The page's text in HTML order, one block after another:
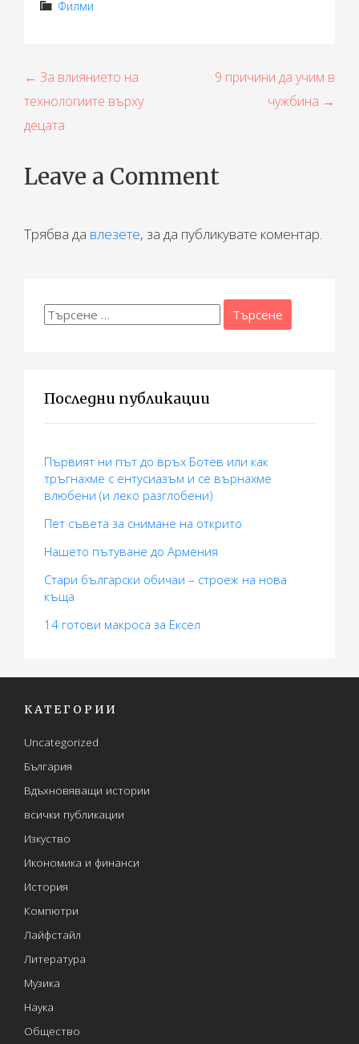
Филми
Н
а
в
и
а
← За влиянието на
технологиите върху
децата
9 причини да учим в
чужбина →
Leave a Comment
Трябва да влезете, за да публикувате коментар.
Търсене
Последни публикации
Първият ни път до връх Ботев или как
тръгнахме с ентусиазъм и се върнахме
влюбени (и леко разглобени)
Пет съвета за снимане на открито
Нашето пътуване до Армения
Стари български обичаи – строеж на нова
къща
14 готови макросa за Ексел
КАТЕГОРИИ
Uncategorized
България
Вдъхновяващи истории
всички публикации
Изкуство
Икономика и финанси
История
Компютри
Лайфстайл
Литература
Музика
Наука
Общество